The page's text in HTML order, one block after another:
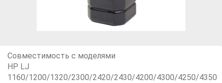
Совместимость с моделями
HP LJ
1160/1200/1320/2300/2420/2430/4200/4300/4250/4350